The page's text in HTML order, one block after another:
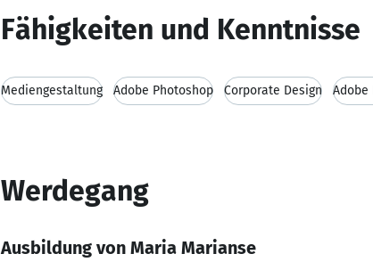
Fähigkeiten und Kenntnisse
Mediengestaltung Adobe Photoshop Corporate Design
Werdegang
Ausbildung von Maria Marianse